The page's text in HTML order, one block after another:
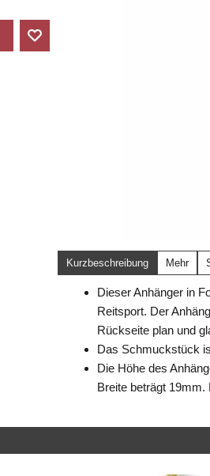
Kurzbeschreibung Mehr
Dieser Anhänger in
Reitsport. Der
Rückseite plan und
Das Schmuckstück
Die Höhe des
Breite beträgt